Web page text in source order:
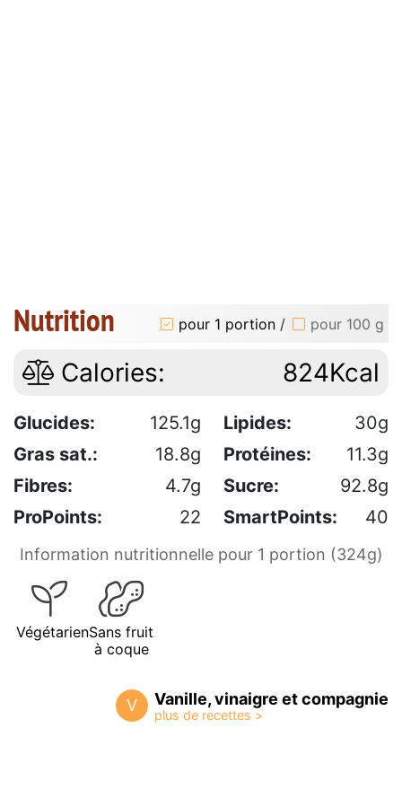
Nutrition pour 1 portion / pour 100 g
Calories: 824Kcal
Glucides: 125.1g Lipides:
30g
Gras sat.:
18.8g Protéines:
11.3g
Fibres:
4.7g Sucre:
92.8g
ProPoints:
22 SmartPoints: 40
Information nutritionnelle pour 1 portion (324g)
VégétarienSans fruit
à coque
V Vanille, vinaigre et compagnie